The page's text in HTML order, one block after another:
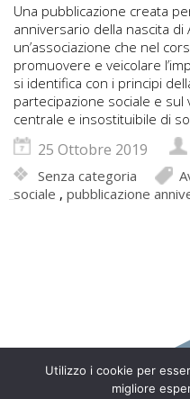
Una pubblicazione creata
anniversario della nascita di
un’associazione che nel
promuovere e veicolare
si identifica con i principi
partecipazione sociale e
centrale e insostituibile di
25 Ottobre 2019
Senza categoria
sociale , pubblicazione
Copyright 2017 Mariella
Utilizzo i cookie per
migliore